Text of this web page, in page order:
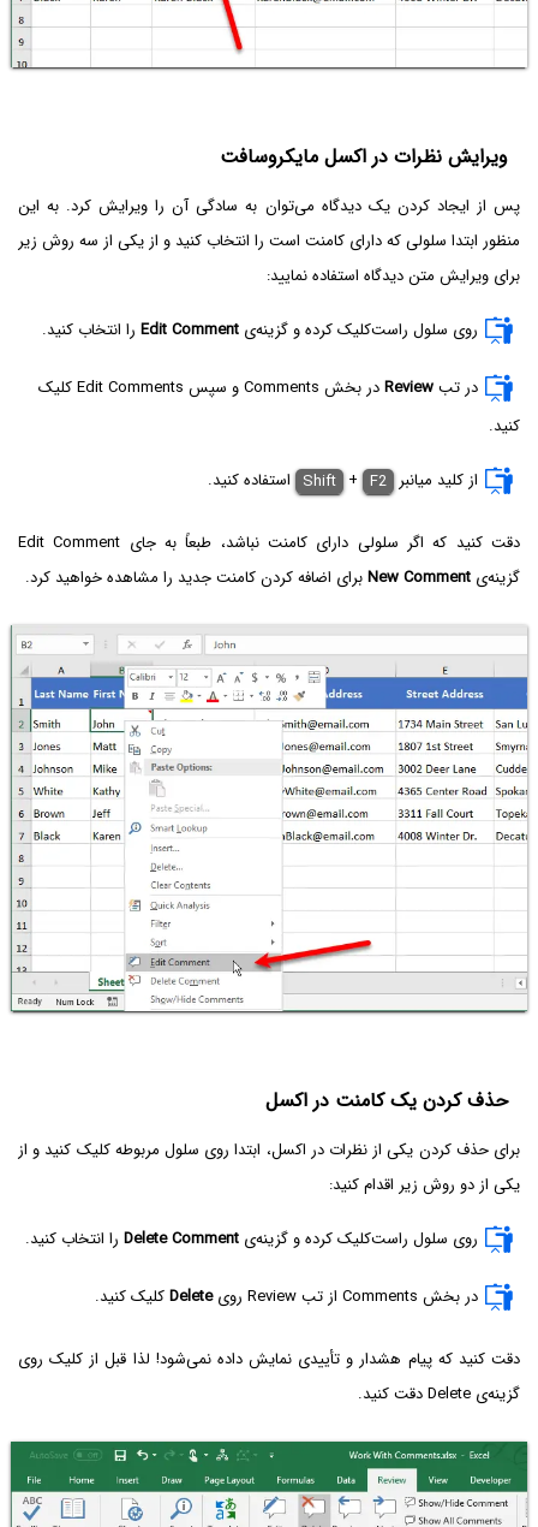
ویرایش نظرات در اکسل مایکروسافت
پس از ایجاد کردن یک دیدگاه می‌توان به سادگی آن را ویرایش کرد. به این
منظور ابتدا سلولی که دارای کامنت است را انتخاب کنید و از یکی از سه روش زیر
برای ویرایش متن دیدگاه استفاده نمایید:
روی سلول راست‌کلیک کرده و گزینه‌ی Edit Comment را انتخاب کنید.
در تبReview
در بخش Comments و سپس Edit Comments کلیک
کنید.
از کلید میانبر Shift + F2 استفاده کنید.
دقت کنید که اگر سلولی دارای کامنت نباشد، طبعاً به جای Edit Comment
گزینه‌ی New Commentبرای اضافه کردن کامنت جدید را مشاهده خواهید کرد.
حذف کردن یک کامنت در اکسل
برای حذف کردن یکی از نظرات در اکسل، ابتدا روی سلول مربوطه کلیک کنید و از
یکی از دو روش زیر اقدام کنید:
روی سلول راست‌کلیک کرده و گزینه‌ی Delete Comment را انتخاب کنید.
در بخش Comments از تب Review روی Deleteکلیک کنید.
دقت کنید که پیام هشدار و تأییدی نمایش داده نمی‌شود! لذا قبل از کلیک روی
گزینه‌ی Delete دقت کنید.